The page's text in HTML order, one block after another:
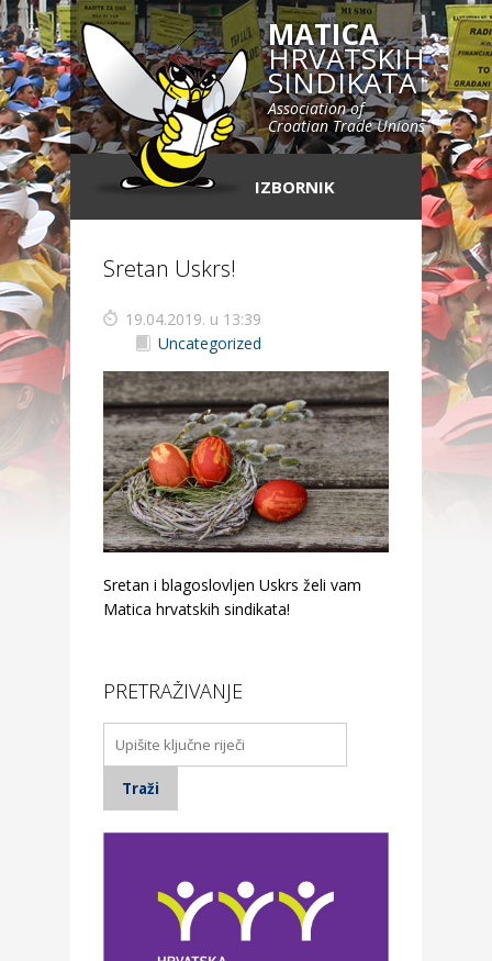
MATICA
HRVATSKIH
SINDIKATA
Association of
Croatian Trade Unions
IZBORNIK
Sretan Uskrs!
19.04.2019. u 13:39
Uncategorized
Sretan i blagoslovljen Uskrs želi vam
Matica hrvatskih sindikata!
PRETRAŽIVANJE